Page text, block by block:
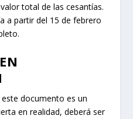
total de las cesantías.
a partir del 15 de febrero
documento es un
en realidad, deberá ser